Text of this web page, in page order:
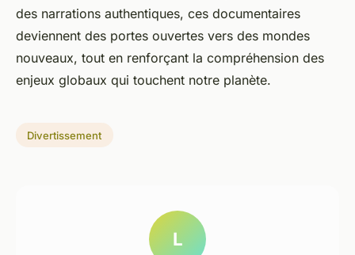
des narrations authentiques, ces documentaires
deviennent des portes ouvertes vers des mondes
nouveaux, tout en renforçant la compréhension des
enjeux globaux qui touchent notre planète.
Divertissement
L